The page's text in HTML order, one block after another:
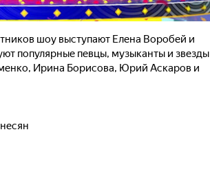
шоу выступают Елена Воробей и
популярные певцы, музыканты и звезды
Ирина Борисова, Юрий Аскаров и